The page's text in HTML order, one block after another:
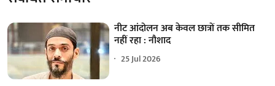
नीट आंदोलन अब केवल छात्रों तक सीमित
नहीं रहा : नौशाद
25 Jul 2026